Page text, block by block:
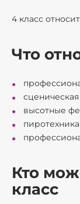
4 класс
Что
высотные
Кто
класс